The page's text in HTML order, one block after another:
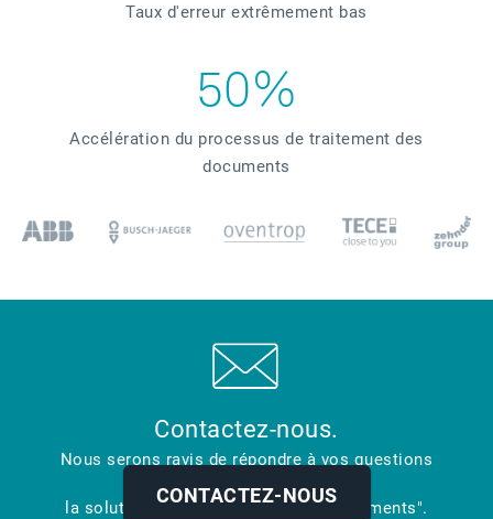
Taux d'erreur extrêmement bas
50%
Accélération du processus de traitement des
documents
Contactez-nous.
Nous serons ravis de répondre à vos questions
concernant
la solution de BPO Esker "Digital Documents".
CONTACTEZ-NOUS